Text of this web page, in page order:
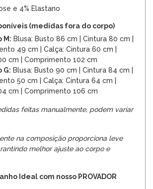
e 4% Elastano
(medidas fora do corpo)
M: Blusa: Busto 86 cm | Cintura 80 cm |
49 cm | Calça: Cintura 60 cm |
cm | Comprimento 102 cm
G: Blusa: Busto 90 cm | Cintura 84 cm |
50 cm | Calça: Cintura 64 cm |
cm | Comprimento 106 cm
feitas manualmente, podem variar
na composição proporciona leve
melhor ajuste ao corpo e
Ideal com nosso PROVADOR